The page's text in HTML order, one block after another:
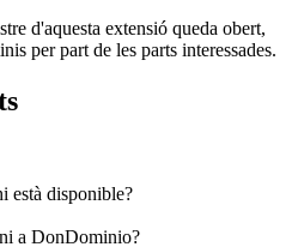
d'aquesta extensió queda obert,
per part de les parts interessades.
està disponible?
a DonDominio?